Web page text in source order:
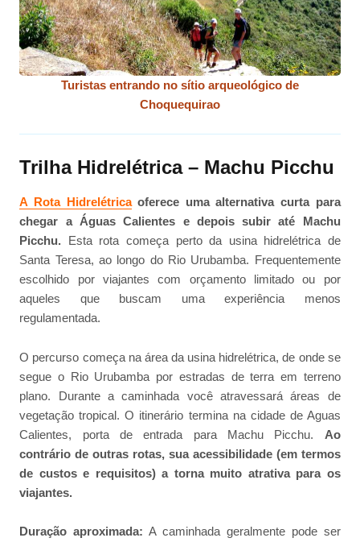
Turistas entrando no sítio arqueológico de
Choquequirao
Trilha Hidrelétrica – Machu Picchu
A Rota Hidrelétricaoferece uma alternativa curta para
chegar a Águas Calientes e depois subir até Machu
Picchu. Esta rota começa perto da usina hidrelétrica de
Santa Teresa, ao longo do Rio Urubamba. Frequentemente
escolhido por viajantes com orçamento limitado ou por
aqueles que buscam uma experiência menos
regulamentada.
O percurso começa na área da usina hidrelétrica, de onde se
segue o Rio Urubamba por estradas de terra em terreno
plano. Durante a caminhada você atravessará áreas de
vegetação tropical. O itinerário termina na cidade de Aguas
Calientes, porta de entrada para Machu Picchu. Ao
contrário de outras rotas, sua acessibilidade (em termos
de custos e requisitos) a torna muito atrativa para os
viajantes.
Duração aproximada: A caminhada geralmente pode ser